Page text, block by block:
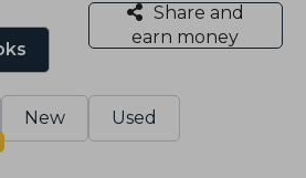
Share and
earn money
New Used